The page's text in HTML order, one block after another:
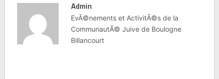
Admin
EvÃ©nements et ActivitÃ©s de la
CommunautÃ© Juive de Boulogne
Billancourt